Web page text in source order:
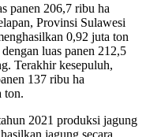
panen 206,7 ribu ha
Provinsi Sulawesi
0,92 juta ton
luas panen 212,5
Terakhir kesepuluh,
137 ribu ha
ton.
2021 produksi jagung
jagung secara